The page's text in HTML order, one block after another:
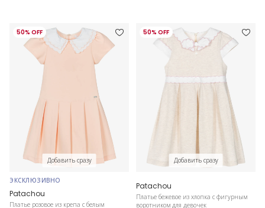
50% OFF
Добавить сразу
ЭКСКЛЮЗИВНО
Patachou
Платье розовое из крепа с белым
50% OFF
Добавить сразу
Patachou
Платье бежевое из хлопка с фигурным
воротником для девочек